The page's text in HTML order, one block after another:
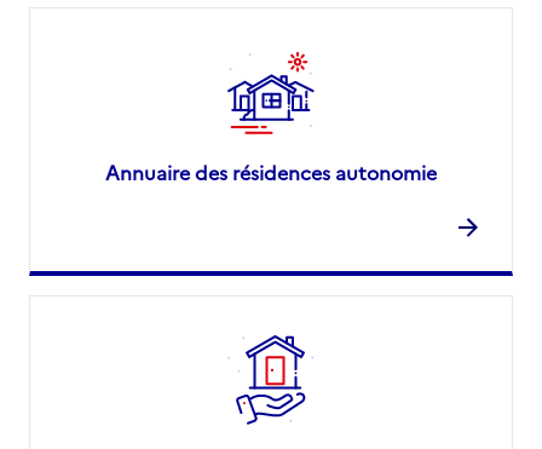
Annuaire des résidences autonomie